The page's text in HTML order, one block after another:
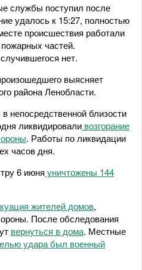
службы поступил после
удалось к 15:27, полностью
происшествия работали
частей.
нет.
выясняет
района Ленобласти.
непосредственной близости
ликвидировали возгорание
. Работы по ликвидации
часов дня.
6 июня уничтожены 144
жителей домов,
После обследования
вернуться в дома. Местные
удара был военный